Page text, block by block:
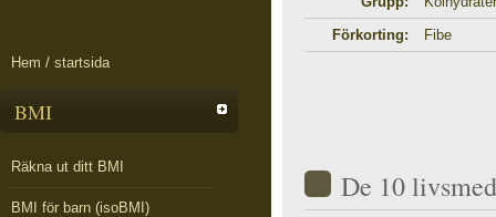
Hem / startsida
BMI
Räkna ut ditt BMI
BMI för barn (isoBMI)
Förkorting:
Fibe
De 10